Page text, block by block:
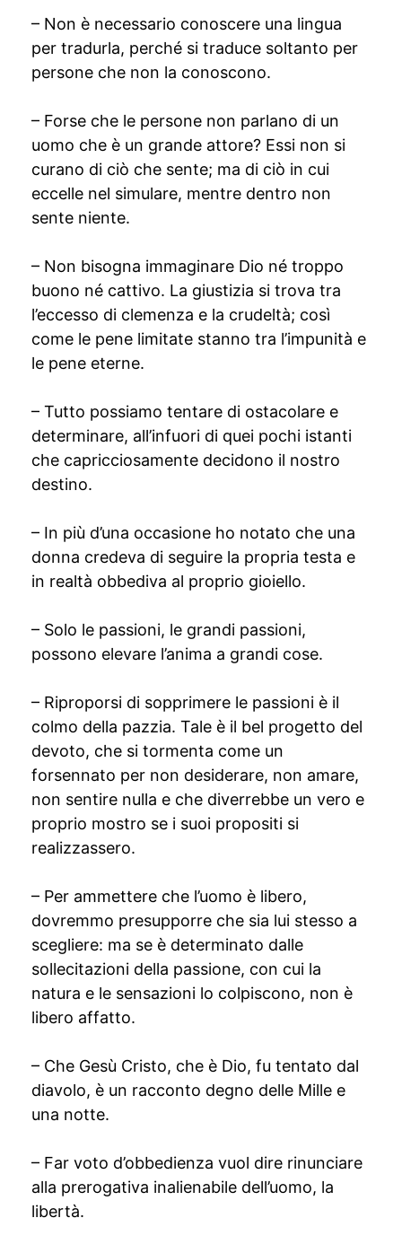
– Non è necessario conoscere una lingua
per tradurla, perché si traduce soltanto per
persone che non la conoscono.
– Forse che le persone non parlano di un
uomo che è un grande attore? Essi non si
curano di ciò che sente; ma di ciò in cui
eccelle nel simulare, mentre dentro non
sente niente.
– Non bisogna immaginare Dio né troppo
buono né cattivo. La giustizia si trova tra
l’eccesso di clemenza e la crudeltà; così
come le pene limitate stanno tra l’impunità e
le pene eterne.
– Tutto possiamo tentare di ostacolare e
determinare, all’infuori di quei pochi istanti
che capricciosamente decidono il nostro
destino.
– In più d’una occasione ho notato che una
donna credeva di seguire la propria testa e
in realtà obbediva al proprio gioiello.
– Solo le passioni, le grandi passioni,
possono elevare l’anima a grandi cose.
– Riproporsi di sopprimere le passioni è il
colmo della pazzia. Tale è il bel progetto del
devoto, che si tormenta come un
forsennato per non desiderare, non amare,
non sentire nulla e che diverrebbe un vero e
proprio mostro se i suoi propositi si
realizzassero.
– Per ammettere che l’uomo è libero,
dovremmo presupporre che sia lui stesso a
scegliere: ma se è determinato dalle
sollecitazioni della passione, con cui la
natura e le sensazioni lo colpiscono, non è
libero affatto.
– Che Gesù Cristo, che è Dio, fu tentato dal
diavolo, è un racconto degno delle Mille e
una notte.
– Far voto d’obbedienza vuol dire rinunciare
alla prerogativa inalienabile dell’uomo, la
libertà.